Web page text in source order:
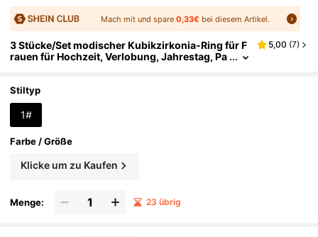
Mach mit und spare 0,33€ bei diesem Artikel.
3 Stücke/Set modischer Kubikzirkonia-Ring für F
rauen für Hochzeit, Verlobung, Jahrestag, Pa
5,00 (7)
Stiltyp
1#
Farbe / Größe
Klicke um zu Kaufen
Menge: 23 übrig